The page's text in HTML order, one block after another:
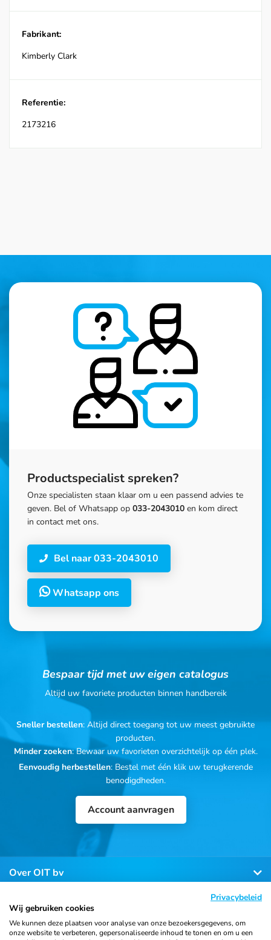
Fabrikant:
Kimberly Clark
Referentie:
2173216
Productspecialist spreken?
Onze specialisten staan klaar om u een passend advies te
geven. Bel of Whatsapp op 033-2043010 en kom direct
in contact met ons.
Bel naar 033-2043010
Whatsapp ons
Bespaar tijd met uw eigen catalogus
Altijd uw favoriete producten binnen handbereik
Sneller bestellen: Altijd direct toegang tot uw meest gebruikte
producten.
Minder zoeken: Bewaar uw favorieten overzichtelijk op één plek.
Eenvoudig herbestellen: Bestel met één klik uw terugkerende
benodigdheden.
Account aanvragen
Over OIT bv
Klantenservice
Privacybeleid
Wij gebruiken cookies
We kunnen deze plaatsen voor analyse van onze bezoekersgegevens, om
onze website te verbeteren, gepersonaliseerde inhoud te tonen en om u een